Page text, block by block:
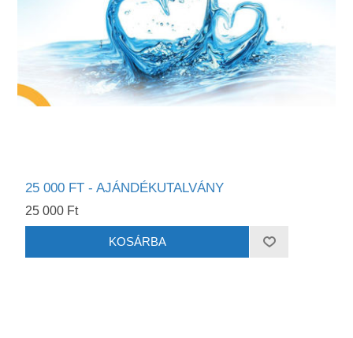
25 000 FT - AJÁNDÉKUTALVÁNY
25 000 Ft